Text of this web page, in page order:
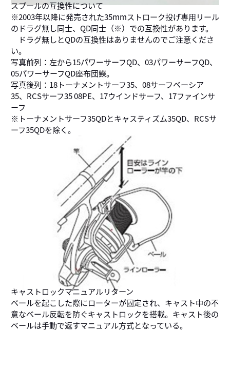
スプールの互換性について
※2003年以降に発売された35mmストローク投げ専用リール
のドラグ無し同士、QD同士（※）での互換性があります。
ドラグ無しとQDの互換性はありませんのでご注意くださ
い。
写真前列：左から15パワーサーフQD、03パワーサーフQD、
05パワーサーフQD座布団鰈。
写真後列：18トーナメントサーフ35、08サーフベーシア
35、RCSサーフ35 08PE、17ウインドサーフ、17ファインサ
ーフ
※トーナメントサーフ35QDとキャスティズム35QD、RCSサ
ーフ35QDを除く。
キャストロックマニュアルリターン
ベールを起こした際にローターが固定され、キャスト中の不
意なベール反転を防ぐキャストロックを搭載。キャスト後の
ベールは手動で返すマニュアル方式となっている。